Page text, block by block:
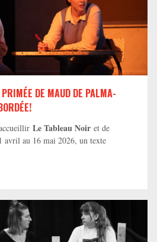
DE MAUD DE PALMA-
Le Tableau Noir et de
avril au 16 mai 2026, un texte